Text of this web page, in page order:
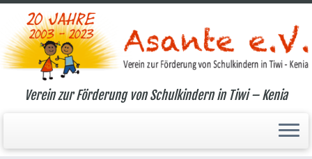
Verein zur Förderung von Schulkindern in Tiwi – Kenia